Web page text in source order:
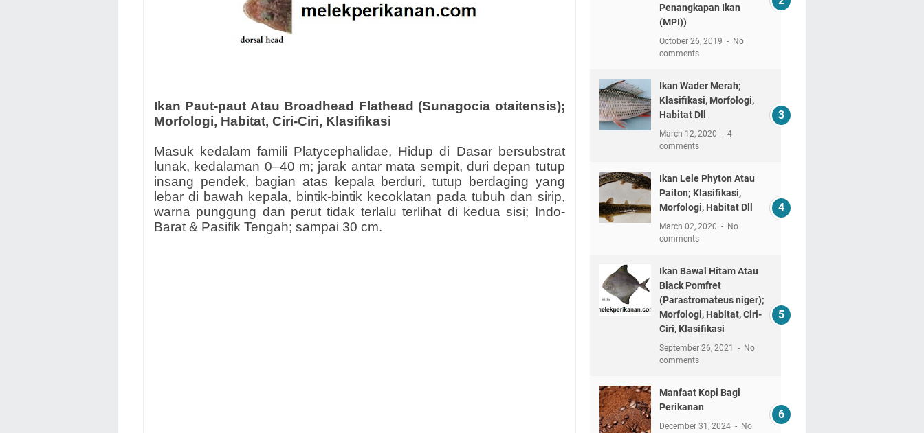
Ikan Paut-paut Atau Broadhead Flathead (Sunagocia otaitensis);
Morfologi, Habitat, Ciri-Ciri, Klasifikasi
Masuk kedalam famili Platycephalidae, Hidup di Dasar bersubstrat
lunak, kedalaman 0–40 m; jarak antar mata sempit, duri depan tutup
insang pendek, bagian atas kepala berduri, tutup berdaging yang
lebar di bawah kepala, bintik-bintik kecoklatan pada tubuh dan sirip,
warna punggung dan perut tidak terlalu terlihat di kedua sisi; Indo-
Barat & Pasifik Tengah; sampai 30 cm.
Penangkapan Ikan
(MPI))
October 26, 2019
No
comments
Ikan Wader Merah;
Klasifikasi, Morfologi,
Habitat Dll
March 12, 2020
4
comments
Ikan Lele Phyton Atau
Paiton; Klasifikasi,
Morfologi, Habitat Dll
March 02, 2020
No
comments
Ikan Bawal Hitam Atau
Black Pomfret
(Parastromateus niger);
Morfologi, Habitat, Ciri-
Ciri, Klasifikasi
September 26, 2021
No
comments
Manfaat Kopi Bagi
Perikanan
December 31, 2024
No